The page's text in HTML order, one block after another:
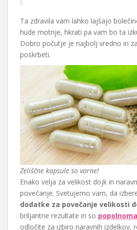
Ta zdravila vam lahko lajšajo
hude motnje, hkrati pa vam bo ta
Dobro počutje je najbolj vredno in
poskrbeti.
Zeliščne kapsule so varne!
Enako velja za velikost dojk in
povečanje. Svetujemo vam, da
dodatke za povečanje velikosti
briljantne rezultate in so
odločite za izbiro naravnih izdelkov,